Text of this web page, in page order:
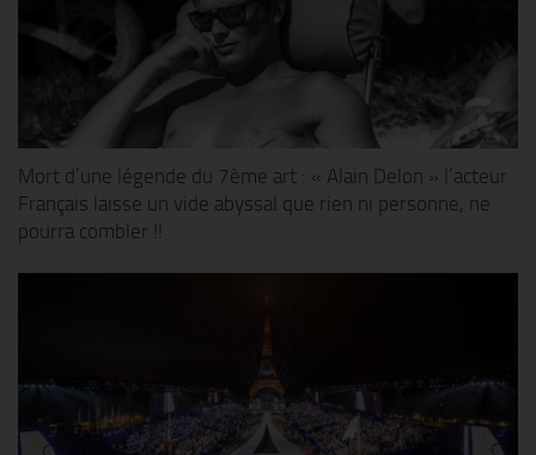
Mort d’une légende du 7ème art : « Alain Delon » l’acteur
Français laisse un vide abyssal que rien ni personne, ne
pourra combler !!